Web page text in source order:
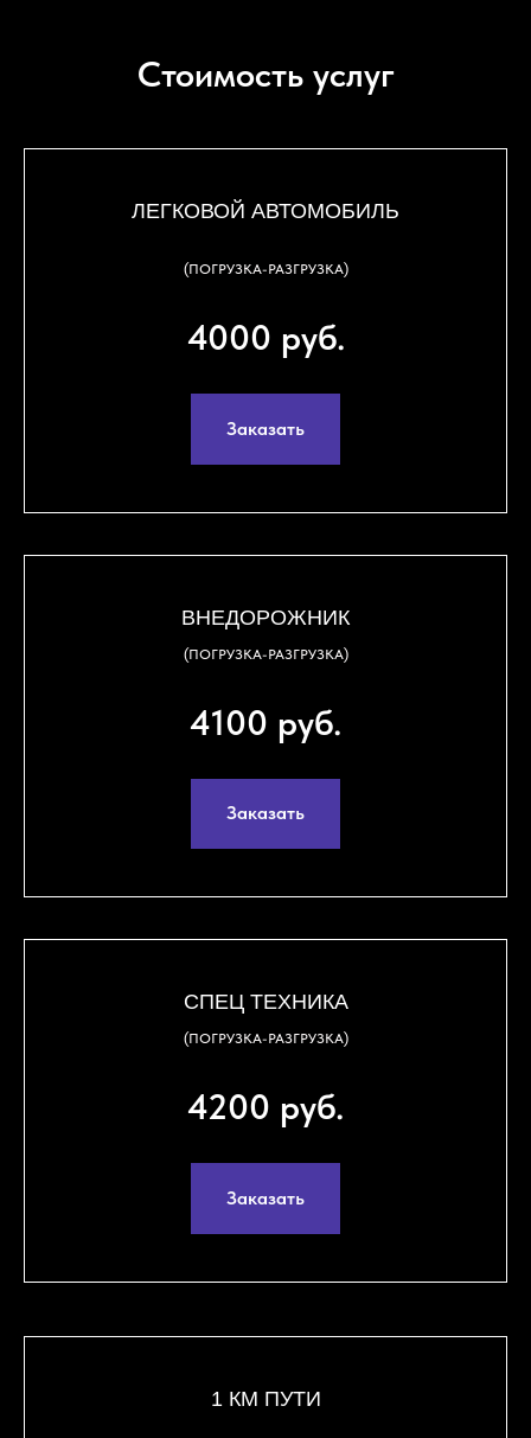
Стоимость услуг
ЛЕГКОВОЙ АВТОМОБИЛЬ
(ПОГРУЗКА-РАЗГРУЗКА)
4000 руб.
Заказать
ВНЕДОРОЖНИК
(ПОГРУЗКА-РАЗГРУЗКА)
4100 руб.
Заказать
СПЕЦ ТЕХНИКА
(ПОГРУЗКА-РАЗГРУЗКА)
4200 руб.
Заказать
1 КМ ПУТИ